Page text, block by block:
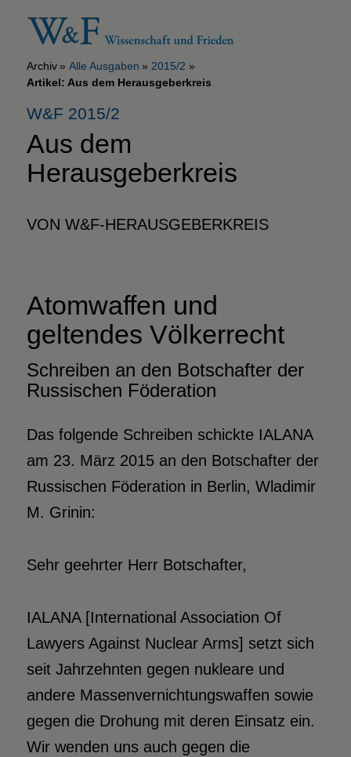
Archiv Alle Ausgaben
2015/2
Artikel: Aus dem Herausgeberkreis
W&F 2015/2
Aus dem
Herausgeberkreis
VON W&F-HERAUSGEBERKREIS
Atomwaffen und
geltendes Völkerrecht
Schreiben an den Botschafter der
Russischen Föderation
Das folgende Schreiben schickte IALANA
am 23. März 2015 an den Botschafter der
Russischen Föderation in Berlin, Wladimir
M. Grinin:
Sehr geehrter Herr Botschafter,
IALANA [International Association Of
Lawyers Against Nuclear Arms] setzt sich
seit Jahrzehnten gegen nukleare und
andere Massenvernichtungswaffen sowie
gegen die Drohung mit deren Einsatz ein.
Wir wenden uns auch gegen die